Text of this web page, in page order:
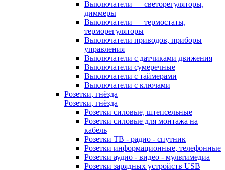
Выключатели — светорегуляторы,
диммеры
Выключатели — термостаты,
терморегуляторы
Выключатели приводов, приборы
управления
Выключатели с датчиками движения
Выключатели сумеречные
Выключатели с таймерами
Выключатели с ключами
Розетки, гнёзда
Розетки, гнёзда
Розетки силовые, штепсельные
Розетки силовые для монтажа на
кабель
Розетки ТВ - радио - спутник
Розетки информационные, телефонные
Розетки аудио - видео - мультимедиа
Розетки зарядных устройств USB